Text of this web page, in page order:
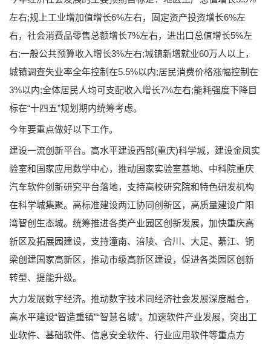
左右;规上工业增加值增长6%左右，固定资产投资增长6%左
右，社会消费品零售总额增长7%左右，进出口总值增长5%左
右;一般公共预算收入增长3%左右;城镇新增就业60万人以上，
城镇调查失业率全年控制在5.5%以内;居民消费价格涨幅控制在
3%以内;全体居民人均可支配收入增长7%左右;能耗强度下降目
标在“十四五”规划期内统筹考虑。
今年要重点做好以下工作。
建设一流创新平台。高水平建设西部(重庆)科学城，建设金凤实
验室和国家应用数学中心，推动国家实验室基地、中科院重庆
汽车软件创新研究平台落地，支持高校研究院和特色研发机构
在科学城集聚。高标准建设两江协同创新区，高质量建设广阳
湾智创生态城。统筹推进各类产业园区创新发展，加快重庆高
新区及拓展园建设，支持潼南、涪陵、合川、大足、綦江、铜
梁创建国家高新区，推动市级高新区建设，促进各类园区创新
转型、提能升级。
大力发展数字经济。推动数字技术同经济社会发展深度融合，
高水平建设“智造重镇”“智慧名城”。加速软件产业发展，突出工
业软件、基础软件、信息安全软件、行业应用软件等重点方